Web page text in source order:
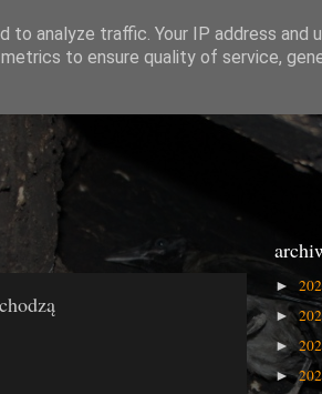
►
►
►
►
analyze traffic. Your IP address and
to ensure quality of service,